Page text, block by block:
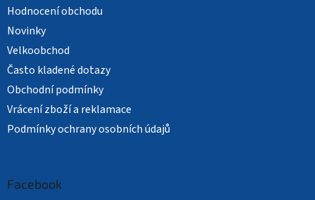
Hodnocení obchodu
Novinky
Velkoobchod
Často kladené dotazy
Obchodní podmínky
Vrácení zboží a reklamace
Podmínky ochrany osobních údajů
Facebook